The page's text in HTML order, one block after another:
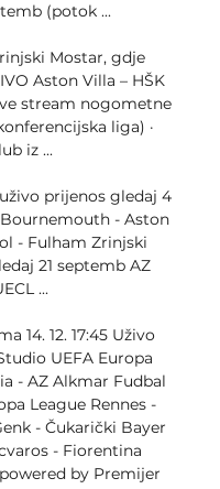
(potok ...
Mostar, gdje
Aston Villa – HŠK
stream nogometne
liga) ·
iz ...
prijenos gledaj 4
- Aston
- Fulham Zrinjski
21 septemb AZ
...
14. 12. 17:45 Uživo
UEFA Europa
- AZ Alkmar Fudbal
League Rennes -
- Čukarički Bayer
- Fiorentina
by Premijer